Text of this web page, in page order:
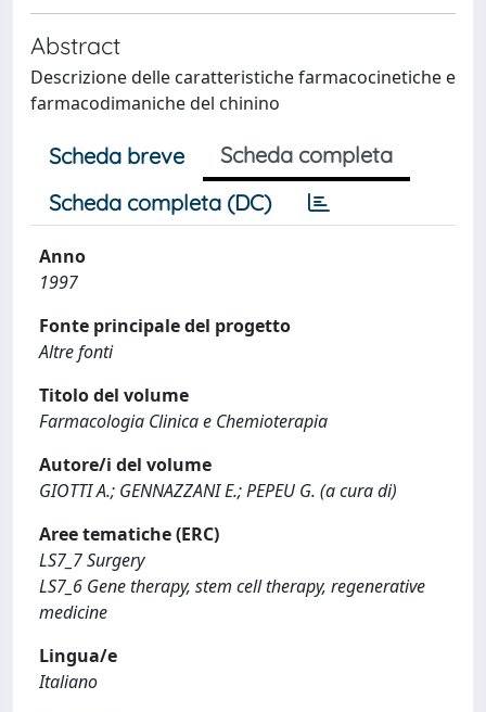
Abstract
Descrizione delle caratteristiche farmacocinetiche e
farmacodimaniche del chinino
Scheda breve
Scheda completa
Scheda completa (DC)
Anno
1997
Fonte principale del progetto
Altre fonti
Titolo del volume
Farmacologia Clinica e Chemioterapia
Autore/i del volume
GIOTTI A.; GENNAZZANI E.; PEPEU G. (a cura di)
Aree tematiche (ERC)
LS7_7 Surgery
LS7_6 Gene therapy, stem cell therapy, regenerative
medicine
Lingua/e
Italiano